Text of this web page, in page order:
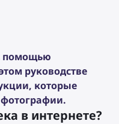
помощью
руководстве
которые
в интернете?